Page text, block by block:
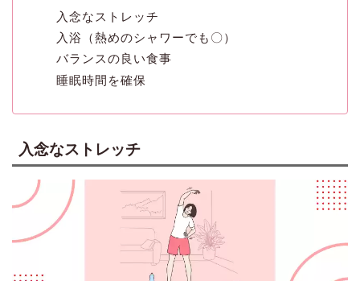
入念なストレッチ
入浴（熱めのシャワーでも〇）
バランスの良い食事
睡眠時間を確保
入念なストレッチ